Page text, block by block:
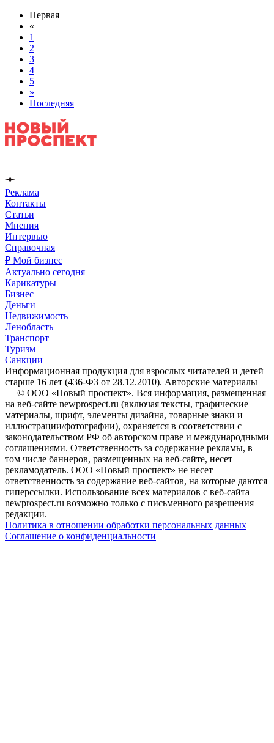
Первая
«
1
2
3
4
5
»
Последняя
Реклама
Контакты
Статьи
Мнения
Интервью
Справочная
₽ Мой бизнес
Актуально сегодня
Карикатуры
Бизнес
Деньги
Недвижимость
Ленобласть
Транспорт
Туризм
Санкции
Информационная продукция для взрослых читателей и детей
старше 16 лет (436-ФЗ от 28.12.2010). Авторские материалы
— © ООО «Новый проспект». Вся информация, размещенная
на веб-сайте newprospect.ru (включая тексты, графические
материалы, шрифт, элементы дизайна, товарные знаки и
иллюстрации/фотографии), охраняется в соответствии с
законодательством РФ об авторском праве и международными
соглашениями. Ответственность за содержание рекламы, в
том числе баннеров, размещенных на веб-сайте, несет
рекламодатель. ООО «Новый проспект» не несет
ответственность за содержание веб-сайтов, на которые даются
гиперссылки. Использование всех материалов с веб-сайта
newprospect.ru возможно только с письменного разрешения
редакции.
Политика в отношении обработки персональных данных
Соглашение о конфиденциальности